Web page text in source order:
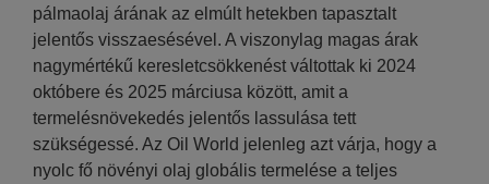
pálmaolaj árának az elmúlt hetekben tapasztalt
jelentős visszaesésével. A viszonylag magas árak
nagymértékű keresletcsökkenést váltottak ki 2024
októbere és 2025 márciusa között, amit a
termelésnövekedés jelentős lassulása tett
szükségessé. Az Oil World jelenleg azt várja, hogy a
nyolc fő növényi olaj globális termelése a teljes